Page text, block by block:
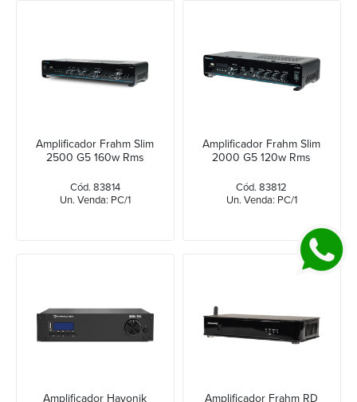
Amplificador Frahm Slim
2500 G5 160w Rms
Cód. 83814
Un. Venda: PC/1
Amplificador Frahm Slim
2000 G5 120w Rms
Cód. 83812
Un. Venda: PC/1
Amplificador Hayonik
Amplificador Frahm RD